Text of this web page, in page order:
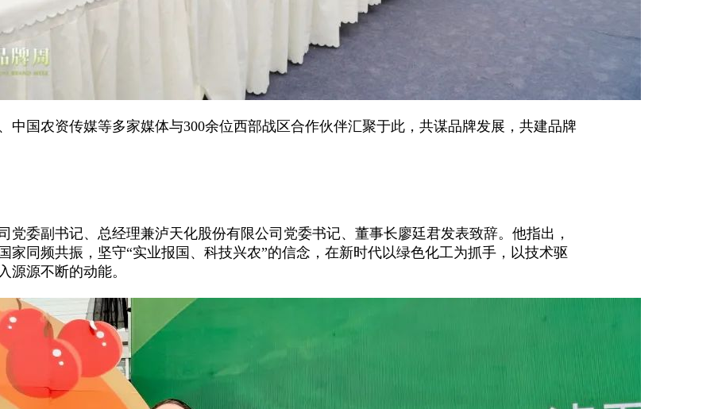
中国农资传媒等多家媒体与300余位西部战区合作伙伴汇聚于此，共谋品牌发展，共建品牌
党委副书记、总经理兼泸天化股份有限公司党委书记、董事长廖廷君发表致辞。他指出，
家同频共振，坚守“实业报国、科技兴农”的信念，在新时代以绿色化工为抓手，以技术驱
源源不断的动能。